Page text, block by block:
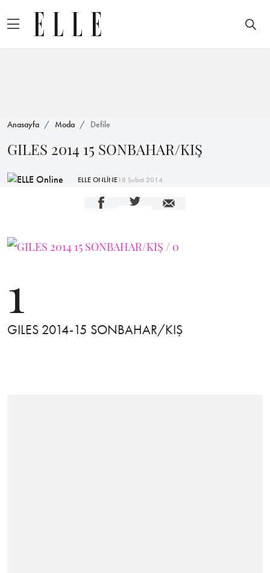
Anasayfa Moda Defile
GILES 2014 15 SONBAHAR/KIŞ
ELLE ONLİNE18 Şubat 2014
1
GILES 2014-15 SONBAHAR/KIŞ